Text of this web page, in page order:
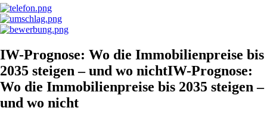
IW-Prognose: Wo die Immobilienpreise bis
2035 steigen – und wo nichtIW-Prognose:
Wo die Immobilienpreise bis 2035 steigen –
und wo nicht